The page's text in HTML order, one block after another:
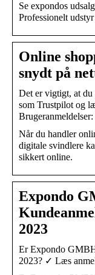
Se expondos
Professionelt
Online
snydt på
Det er vigtigt, at du
som Trustpilot og
Når du handler
digitale svindlere
sikkert online.
Expondo
2023
Er Expondo
2023? ✓ Læs